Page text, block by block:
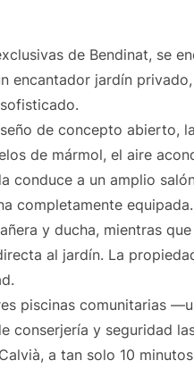
de Bendinat, se
encantador jardín
de concepto abierto,
de mármol, el aire
conduce a un amplio
completamente
y ducha, mientras
al jardín. La
piscinas comunitarias
conserjería y seguridad
a tan solo 10